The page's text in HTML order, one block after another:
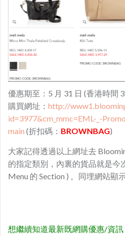
優惠期至：5 月 31 日 (香港時間
購買網址： http://
id=3977&cm_mmc=EML-_-
main (折扣碼： BROWNBAG)
大家記得透過以上網址去
的指定類別，內裏的貨品就是今
Menu 的 Section ) 。同埋網站顯
想繼續知道最新既網購優惠/資